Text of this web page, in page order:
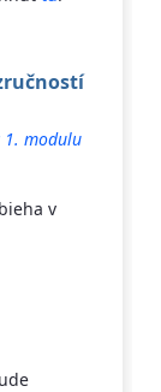
1. modulu
v